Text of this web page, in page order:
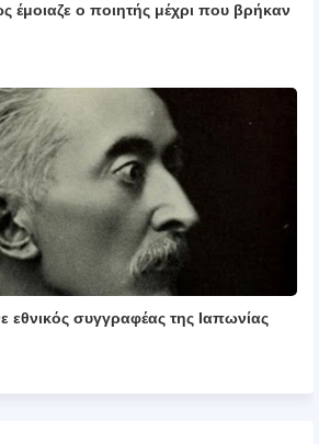
έμοιαζε ο ποιητής μέχρι που βρήκαν
εθνικός συγγραφέας της Ιαπωνίας